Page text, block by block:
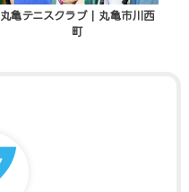
丸亀テニスクラブ | 丸亀市川西
町